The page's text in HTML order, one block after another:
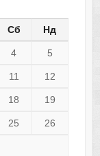
Сб Нд
4 5
11 12
18 19
25 26